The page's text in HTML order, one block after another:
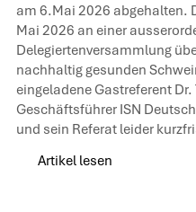
am 6.Mai 2026 abgehalten.
Mai 2026 an einer
Delegiertenversammlung
nachhaltig gesunden
eingeladene Gastreferent
Geschäftsführer ISN
und sein Referat leider
Artikel lesen